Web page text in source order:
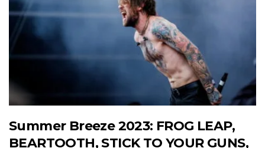
Summer Breeze 2023: FROG LEAP,
BEARTOOTH, STICK TO YOUR GUNS,